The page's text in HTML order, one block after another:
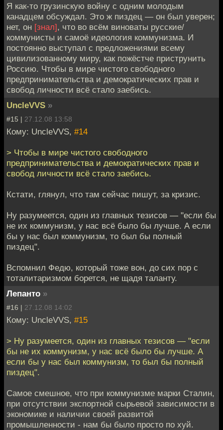
Я как-то грузинскую войну с одним молодым
канадцем обсуждал. Это ж пиздец — он был уверен;
нет, он [знал], что во всём виноваты русские/
коммунисты и самоё идеология коммунизма. И
постоянно выступал с предложениями всему
цивилизованному миру, как пожёстче приструнить
Россию. Чтобы в мире чистого свободного
предпринимательства и демократических прав и
свобод личности всё стало заебись.
UncleVVS »
#15 | 27.12.08 13:58
Кому: UncleVVS, #14
> Чтобы в мире чистого свободного
предпринимательства и демократических прав и
свобод личности всё стало заебись.
Кстати, глянул, что там сейчас пишут, за кризис.
Ну разумеется, один из главных тезисов — "если бы
не их коммунизм, у нас всё было бы лучше. А если
бы у нас был коммунизм, то был бы полный
пиздец".
Вспомнил Федю, который тоже вон, до сих пор с
тоталитаризмом борется, не щадя таланту.
Лепанто »
#16 | 27.12.08 14:02
Кому: UncleVVS, #15
> Ну разумеется, один из главных тезисов — "если
бы не их коммунизм, у нас всё было бы лучше. А
если бы у нас был коммунизм, то был бы полный
пиздец".
Самое смешное, что при коммунизме марки Сталин,
при отсутствии экспортной сырьевой зависимости в
экономике и наличии своей развитой
промышленности - нам бы было просто по хуй.